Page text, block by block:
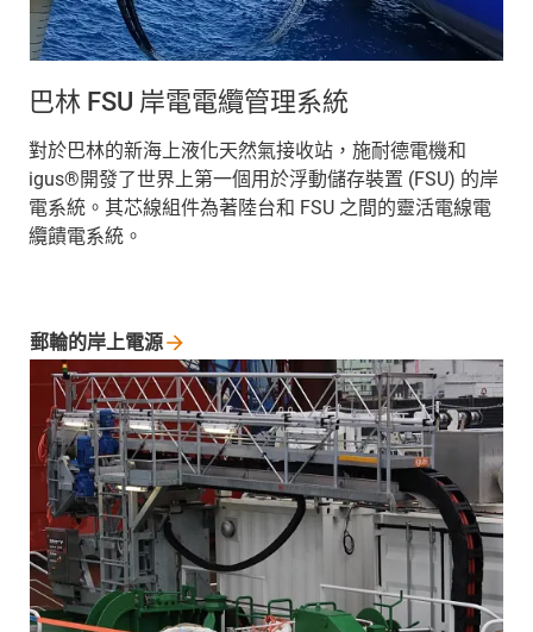
巴林 FSU 岸電電纜管理系統
對於巴林的新海上液化天然氣接收站，施耐德電機和
igus®開發了世界上第一個用於浮動儲存裝置 (FSU) 的岸
電系統。其芯線組件為著陸台和 FSU 之間的靈活電線電
纜饋電系統。
郵輪的岸上電源